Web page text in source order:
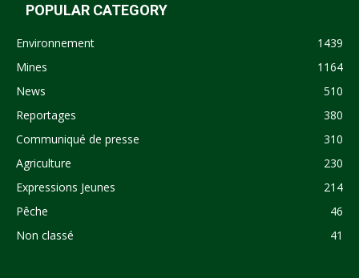
POPULAR CATEGORY
Environnement
1439
Mines
1164
News
510
Reportages
380
Communiqué de presse
310
Agriculture
230
Expressions Jeunes
214
Pêche
46
Non classé
41